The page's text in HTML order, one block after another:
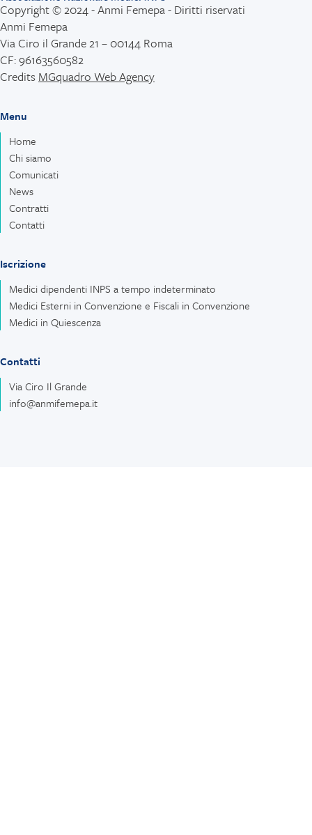
Copyright © 2024 - Anmi Femepa - Diritti riservati
Anmi Femepa
Via Ciro il Grande 21 – 00144 Roma
CF: 96163560582
Credits MGquadro Web Agency
Menu
Home
Chi siamo
Comunicati
News
Contratti
Contatti
Iscrizione
Medici dipendenti INPS a tempo indeterminato
Medici Esterni in Convenzione e Fiscali in Convenzione
Medici in Quiescenza
Contatti
Via Ciro Il Grande
info@anmifemepa.it